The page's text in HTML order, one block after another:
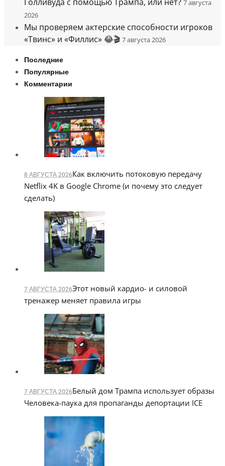
7 августа
2026
Мы проверяем актерские способности игроков
«Твинс» и «Филлис» 😂🎬 7 августа 2026
Последние
Популярные
Комментарии
8 АВГУСТА 2026Как включить потоковую передачу
Netflix 4K в Google Chrome (и почему это следует
сделать)
7 АВГУСТА 2026Этот новый кардио- и силовой
тренажер меняет правила игры
7 АВГУСТА 2026Белый дом Трампа использует образы
Человека-паука для пропаганды депортации ICE